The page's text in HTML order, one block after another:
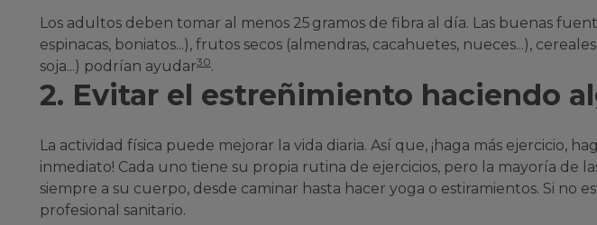
Los adultos deben tomar al menos 25 gramos de fibra al día. Las buenas
espinacas, boniatos...), frutos secos (almendras, cacahuetes, nueces...),
soja...) podrían ayudar30.
2. Evitar el estreñimiento haciendo
La actividad física puede mejorar la vida diaria. Así que, ¡haga más ejercicio,
inmediato! Cada uno tiene su propia rutina de ejercicios, pero la mayoría de
siempre a su cuerpo, desde caminar hasta hacer yoga o estiramientos. Si no
profesional sanitario.